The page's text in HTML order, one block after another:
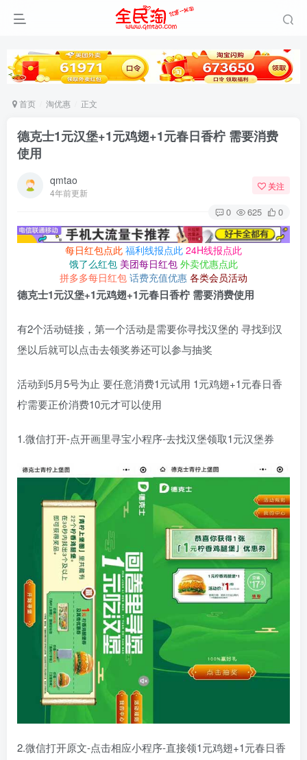
首页 淘优惠 正文
德克士1元汉堡+1元鸡翅+1元春日香柠 需要消费
使用
qmtao
4年前更新
关注
0 625 0
每日红包点此 福利线报点此 24H线报点此
饿了么红包 美团每日红包 外卖优惠点此
拼多多每日红包 话费充值优惠 各类会员活动
德克士1元汉堡+1元鸡翅+1元春日香柠 需要消费使用
有2个活动链接，第一个活动是需要你寻找汉堡的 寻找到汉
堡以后就可以点击去领奖券还可以参与抽奖
活动到5月5号为止 要任意消费1元试用 1元鸡翅+1元春日香
柠需要正价消费10元才可以使用
1.微信打开-点开画里寻宝小程序-去找汉堡领取1元汉堡券
2.微信打开原文-点击相应小程序-直接领1元鸡翅+1元春日香